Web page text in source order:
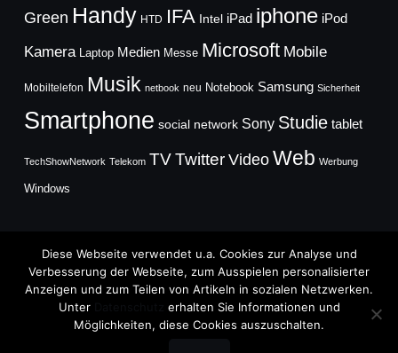
Green Handy HTD IFA Intel iPad iphone iPod
Kamera Laptop Medien Messe Microsoft Mobile
Mobiltelefon Musik netbook neu Notebook Samsung Sicherheit
Smartphone social network Sony Studie tablet
TechShowNetwork Telekom TVTwitter Video Web Werbung
Windows
Copyright © 2026
TechFieber Blog
Diese Webseite verwendet u.a. Cookies zur Analyse und
Verbesserung der Webseite, zum Ausspielen personalisierter
Anzeigen und zum Teilen von Artikeln in sozialen Netzwerken.
Unter
erhalten Sie Informationen und
Möglichkeiten, diese Cookies auszuschalten.